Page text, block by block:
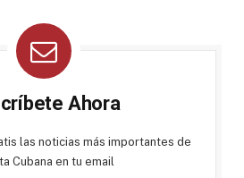
Ahora
las noticias más importantes de
Cubana en tu email